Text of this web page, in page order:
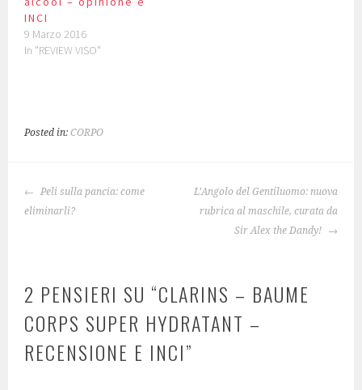
INCI
9 Marzo 2016
In "REVIEW VISO"
Posted in:CORPO
NAVIGAZIONE
ARTICOLO
Peli sulla pancia: come
eliminarli?
L’Angolo del Gentiluomo: nuova
rubrica al maschile, curata da
Sir Alex the Dandy!
2 PENSIERI SU “CLARINS – BAUME
CORPS SUPER HYDRATANT –
RECENSIONE E INCI”